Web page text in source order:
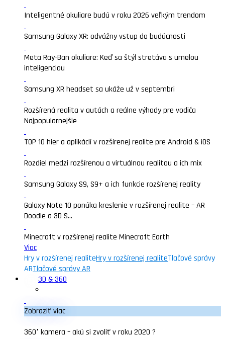
Inteligentné okuliare budú v roku 2026 veľkým trendom
Samsung Galaxy XR: odvážny vstup do budúcnosti
Meta Ray-Ban okuliare: Keď sa štýl stretáva s umelou
inteligenciou
Samsung XR headset sa ukáže už v septembri
Rozšírená realita v autách a reálne výhody pre vodiča
Najpopularnejšie
TOP 10 hier a aplikácií v rozšírenej realite pre Android & iOS
Rozdiel medzi rozšírenou a virtuálnou realitou a ich mix
Samsung Galaxy S9, S9+ a ich funkcie rozšírenej reality
Galaxy Note 10 ponúka kreslenie v rozšírenej realite – AR
Doodle a 3D S...
Minecraft v rozšírenej realite Minecraft Earth
Viac
Hry v rozšírenej realiteHry v rozšírenej realiteTlačové správy
ARTlačové správy AR
3D & 360
Zobraziť viac
360° kamera – akú si zvoliť v roku 2020 ?